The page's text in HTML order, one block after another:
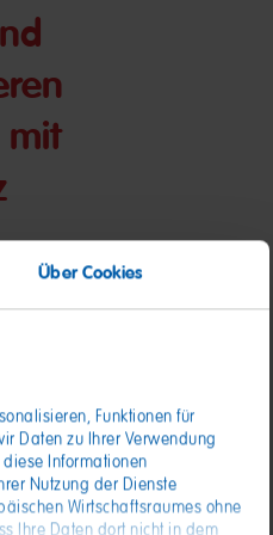
Über Cookies
Funktionen für
Daten zu Ihrer Verwendung
Informationen
Nutzung der Dienste
Wirtschaftsraumes ohne
Ihre Daten dort nicht in dem
mit